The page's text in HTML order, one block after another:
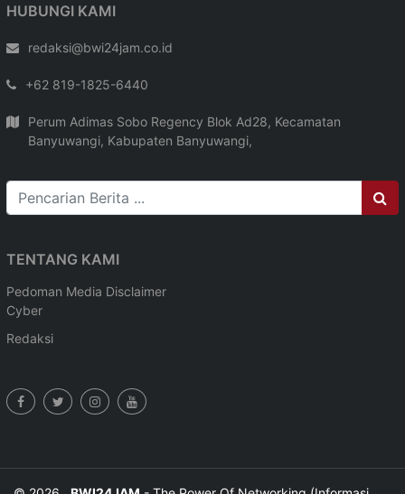
HUBUNGI KAMI
redaksi@bwi24jam.co.id
+62 819-1825-6440
Perum Adimas Sobo Regency Blok Ad28, Kecamatan
Banyuwangi, Kabupaten Banyuwangi,
TENTANG KAMI
Pedoman Media
Cyber
Disclaimer
Redaksi